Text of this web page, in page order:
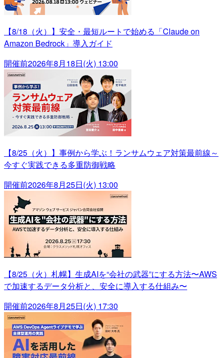
【8/18（火）】安全・最短ルートで始める「Claude on
Amazon Bedrock」導入ガイド
開催前2026年8月18日(火) 13:00
【8/25（火）】事例から学ぶ！ランサムウェア対策最前線～
今すぐ実践できる多重防御戦略
開催前2026年8月25日(火) 13:00
【8/25（火）札幌】生成AIを“会社の武器”にする方法〜AWS
で加速するデータ分析と、安全に導入する仕組み〜
開催前2026年8月25日(火) 17:30